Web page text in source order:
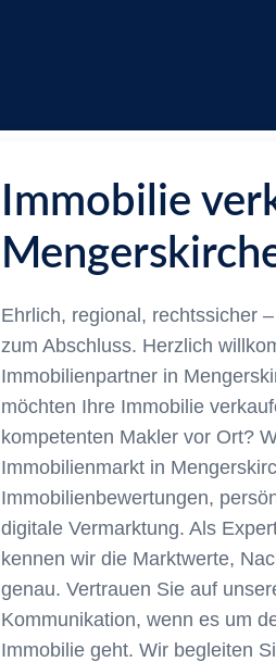
Immobilie
Ehrlich, regional, rechtssicher
zum Abschluss. Herzlich
Immobilienpartner in
möchten Ihre Immobilie
kompetenten Makler vor Ort?
Immobilienmarkt in
Immobilienbewertungen,
digitale Vermarktung. Als
kennen wir die Marktwerte,
genau. Vertrauen Sie auf
Kommunikation, wenn es um
Immobilie geht. Wir begleiten